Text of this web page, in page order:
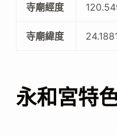
寺廟經度
寺廟緯度
永和宮特